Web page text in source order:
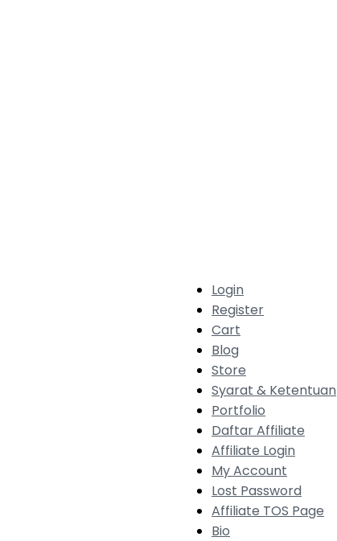
Login
Register
Cart
Blog
Store
Syarat & Ketentuan
Portfolio
Daftar Affiliate
Affiliate Login
My Account
Lost Password
Affiliate TOS Page
Bio